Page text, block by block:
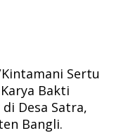
Sertu
Bakti
Desa Satra,
Bangli.